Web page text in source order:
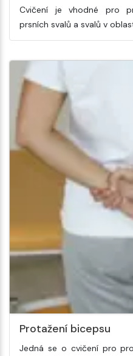
Cvičení je vhodné pro
prsních svalů a svalů v
Protažení bicepsu
Jedná se o cvičení pro